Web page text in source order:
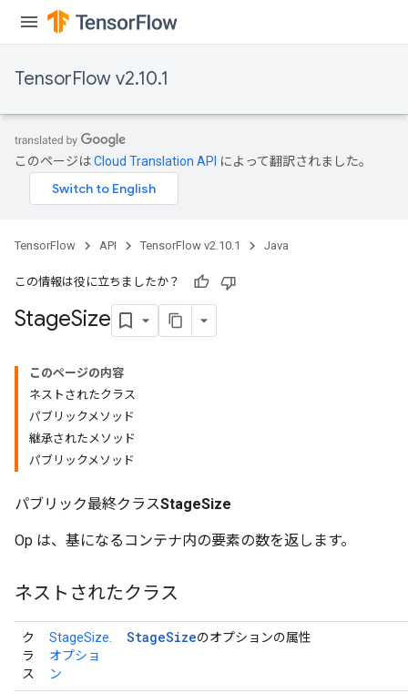
TensorFlow v2.10.1
このページはCloud Translation API によって翻訳されました。
TensorFlow API TensorFlow v2.10.1 Java
この情報は役に立ちましたか？
StageSize
このページの内容
ネストされたクラス
パブリックメソッド
継承されたメソッド
パブリックメソッド
パブリック最終クラスStageSize
Op は、基になるコンテナ内の要素の数を返します。
ネストされたクラス
ク
ラ
ス
StageSize.
オプショ
ン
StageSizeのオプションの属性